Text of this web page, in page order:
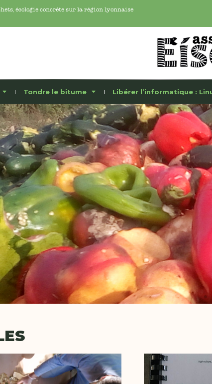
écologie concrête sur la région lyonnaise
Tondre le bitume Libérer l’informatique :